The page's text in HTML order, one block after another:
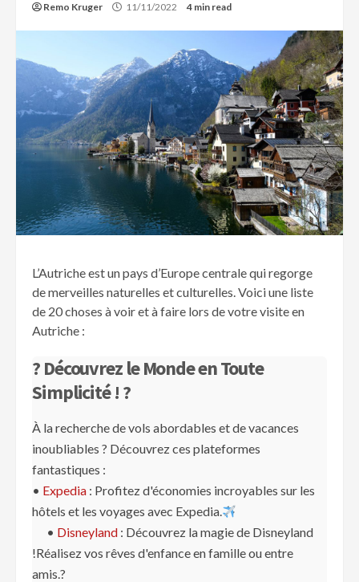
Remo Kruger 11/11/2022 4 min read
L’Autriche est un pays d’Europe centrale qui regorge
de merveilles naturelles et culturelles. Voici une liste
de 20 choses à voir et à faire lors de votre visite en
Autriche :
? Découvrez le Monde en Toute
Simplicité ! ?
À la recherche de vols abordables et de vacances
inoubliables ? Découvrez ces plateformes
fantastiques :
• Expedia : Profitez d'économies incroyables sur les
hôtels et les voyages avec Expedia.
• Disneyland : Découvrez la magie de Disneyland
!Réalisez vos rêves d'enfance en famille ou entre
amis.?